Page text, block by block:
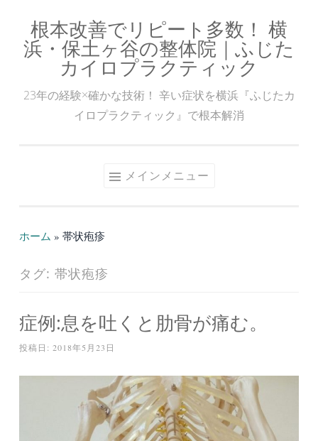
ン
根本改善でリピート多数！ 横
浜・保土ヶ谷の整体院｜ふじた
カイロプラクティック
23年の経験×確かな技術！ 辛い症状を横浜『ふじたカ
イロプラクティック』で根本解消
メインメニュー
ホーム » 帯状疱疹
タグ: 帯状疱疹
症例:息を吐くと肋骨が痛む。
投稿日: 2018年5月23日